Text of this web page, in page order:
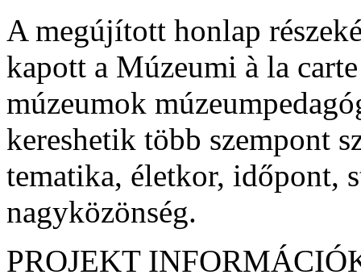
A megújított honlap
kapott a Múzeumi à la
múzeumok
kereshetik több szempont
tematika, életkor, időpont,
nagyközönség.
PROJEKT